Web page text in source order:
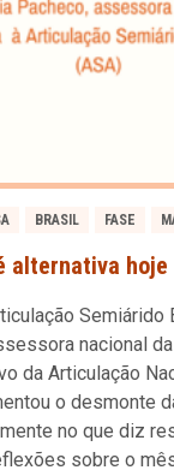
BRASIL FASE
alternativa
Semiárido
nacional
da Articulação
o desmonte
no que diz
sobre o